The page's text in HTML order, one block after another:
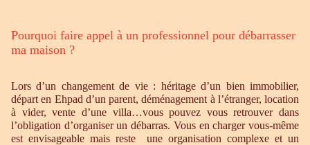
Pourquoi faire appel à un professionnel pour débarrasser
ma maison ?
Lors d’un changement de vie : héritage d’un bien immobilier,
départ en Ehpad d’un parent, déménagement à l’étranger, location
à vider, vente d’une villa…vous pouvez vous retrouver dans
l’obligation d’organiser un débarras. Vous en charger vous-même
est envisageable mais reste une organisation complexe et un